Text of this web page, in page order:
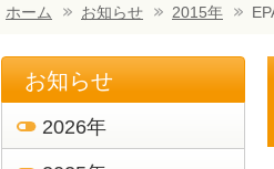
ホーム お知らせ 2015年
－帰国後の就労状況に関して－
お知らせ
2026年